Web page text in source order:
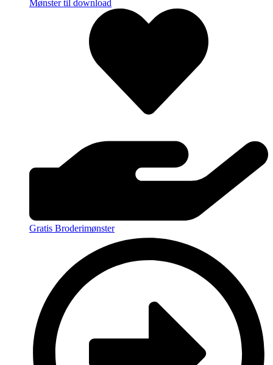
Mønster til download
Gratis Broderimønster